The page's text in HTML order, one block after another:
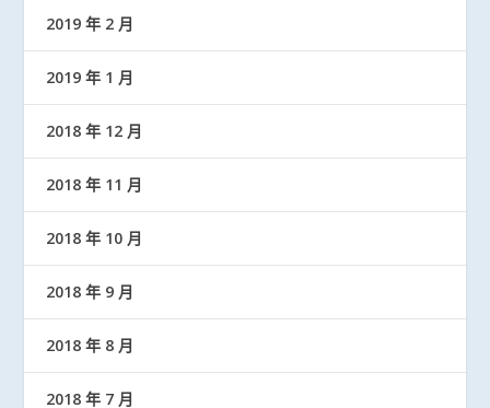
2019 年 2 月
2019 年 1 月
2018 年 12 月
2018 年 11 月
2018 年 10 月
2018 年 9 月
2018 年 8 月
2018 年 7 月